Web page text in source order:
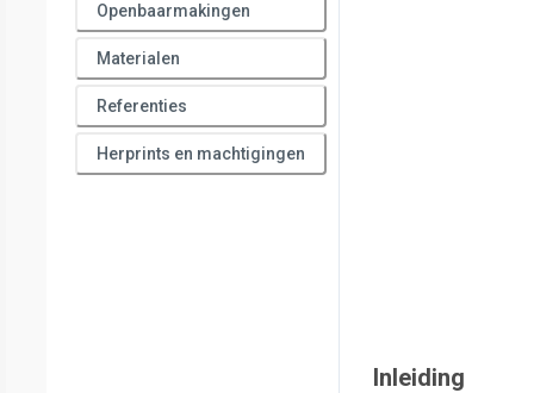
Openbaarmakingen
Materialen
Referenties
Herprints en machtigingen
Inleiding